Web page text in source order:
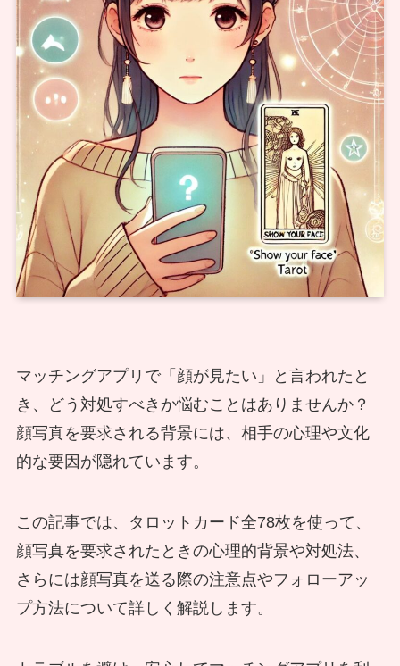
マッチングアプリで「顔が見たい」と言われたと
き、どう対処すべきか悩むことはありませんか？
顔写真を要求される背景には、相手の心理や文化
的な要因が隠れています。
この記事では、タロットカード全78枚を使って、
顔写真を要求されたときの心理的背景や対処法、
さらには顔写真を送る際の注意点やフォローアッ
プ方法について詳しく解説します。